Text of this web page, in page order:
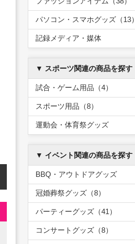
パソコン・スマホグッズ（13）
記録メディア・媒体
▼ スポーツ関連の商品を探す
試合・ゲーム用品（4）
スポーツ用品（8）
運動会・体育祭グッズ
▼ イベント関連の商品を探す
BBQ・アウトドアグッズ
冠婚葬祭グッズ（8）
パーティーグッズ（41）
コンサートグッズ（8）